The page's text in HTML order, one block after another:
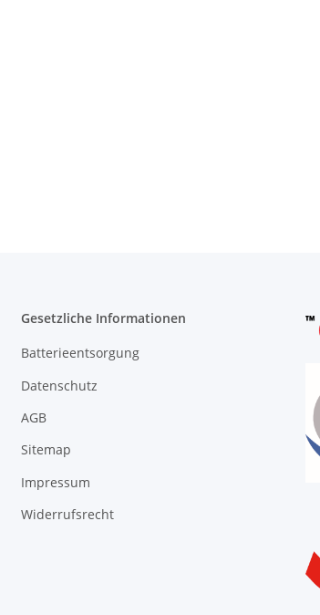
Gesetzliche Informationen
Batterieentsorgung
Datenschutz
AGB
Sitemap
Impressum
Widerrufsrecht